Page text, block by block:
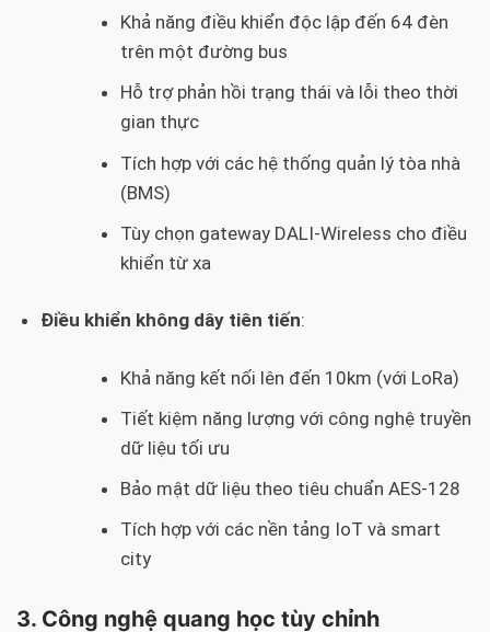
Khả năng điều khiển độc lập đến 64 đèn
trên một đường bus
Hỗ trợ phản hồi trạng thái và lỗi theo thời
gian thực
Tích hợp với các hệ thống quản lý tòa nhà
(BMS)
Tùy chọn gateway DALI-Wireless cho điều
khiển từ xa
Điều khiển không dây tiên tiến:
Khả năng kết nối lên đến 10km (với LoRa)
Tiết kiệm năng lượng với công nghệ truyền
dữ liệu tối ưu
Bảo mật dữ liệu theo tiêu chuẩn AES-128
Tích hợp với các nền tảng IoT và smart
city
3. Công nghệ quang học tùy chỉnh